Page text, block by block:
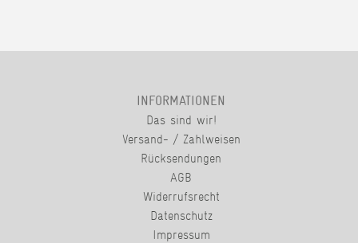
INFORMATIONEN
Das sind wir!
Versand- / Zahlweisen
Rücksendungen
AGB
Widerrufsrecht
Datenschutz
Impressum